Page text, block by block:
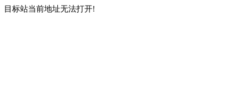
目标站当前地址无法打开!